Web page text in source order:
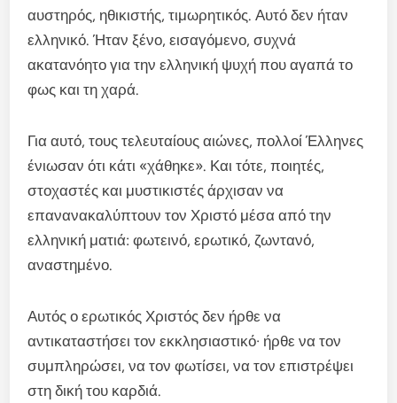
αυστηρός, ηθικιστής, τιμωρητικός. Αυτό δεν ήταν
ελληνικό. Ήταν ξένο, εισαγόμενο, συχνά
ακατανόητο για την ελληνική ψυχή που αγαπά το
φως και τη χαρά.
Για αυτό, τους τελευταίους αιώνες, πολλοί Έλληνες
ένιωσαν ότι κάτι «χάθηκε». Και τότε, ποιητές,
στοχαστές και μυστικιστές άρχισαν να
επανανακαλύπτουν τον Χριστό μέσα από την
ελληνική ματιά: φωτεινό, ερωτικό, ζωντανό,
αναστημένο.
Αυτός ο ερωτικός Χριστός δεν ήρθε να
αντικαταστήσει τον εκκλησιαστικό· ήρθε να τον
συμπληρώσει, να τον φωτίσει, να τον επιστρέψει
στη δική του καρδιά.